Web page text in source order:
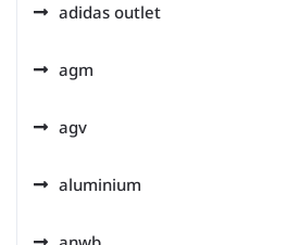
adidas outlet
agm
agv
aluminium